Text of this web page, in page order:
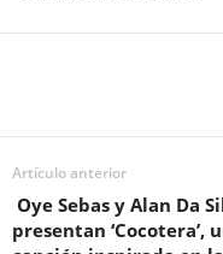
Artículo anterior
Oye Sebas y Alan Da
presentan ‘Cocotera’,